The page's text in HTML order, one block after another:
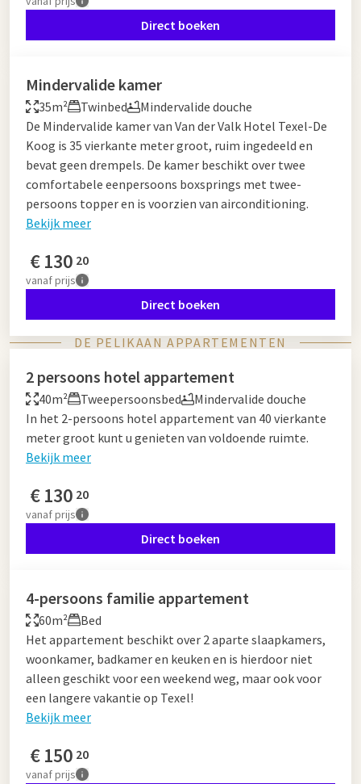
Direct boeken
Mindervalide kamer
35m² Twinbed
Mindervalide douche
De Mindervalide kamer van Van der Valk Hotel Texel-De
Koog is 35 vierkante meter groot, ruim ingedeeld en
bevat geen drempels. De kamer beschikt over twee
comfortabele eenpersoons boxsprings met twee-
persoons topper en is voorzien van airconditioning.
Bekijk meer
€130 20
vanafprijs
Direct boeken
DE PELIKAAN APPARTEMENTEN
2 persoons hotel appartement
40m² Tweepersoonsbed
Mindervalide douche
In het 2-persoons hotel appartement van 40 vierkante
meter groot kunt u genieten van voldoende ruimte.
Bekijk meer
€130 20
vanafprijs
Direct boeken
4-persoons familie appartement
60m²
Bed
Het appartement beschikt over 2 aparte slaapkamers,
woonkamer, badkamer en keuken en is hierdoor niet
alleen geschikt voor een weekend weg, maar ook voor
een langere vakantie op Texel!
Bekijk meer
€150 20
vanafprijs